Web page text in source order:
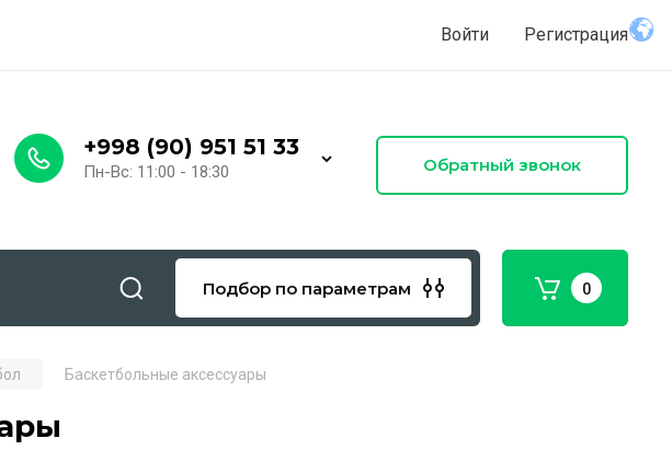
Войти Регистрация
+998 (90) 951 51 33
Пн-Вс: 11:00 - 18:30 Обратный звонок
Подбор по параметрам 0
Баскетбольные аксессуары